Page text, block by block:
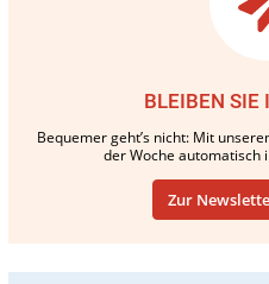
BLEIBEN SIE
Bequemer geht’s nicht: Mit
der Woche automatisch
Zur